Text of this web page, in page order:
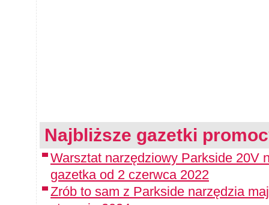
Najbliższe gazetki
Warsztat narzędziowy Parkside 20V
gazetka od 2 czerwca 2022
Zrób to sam z Parkside narzędzia